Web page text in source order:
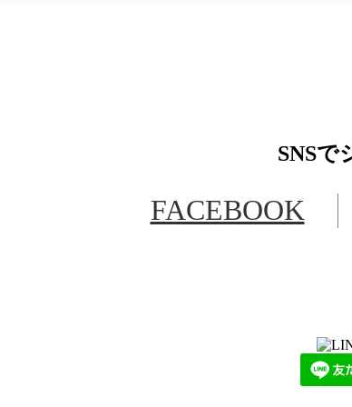
SNSで
FACEBOOK